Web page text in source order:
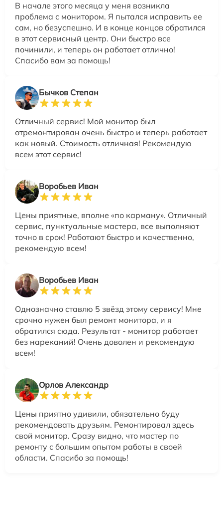
В начале этого месяца у меня возникла
проблема с монитором. Я пытался исправить ее
сам, но безуспешно. И в конце концов обратился
в этот сервисный центр. Они быстро все
починили, и теперь он работает отлично!
Спасибо вам за помощь!
Бычков Степан
Отличный сервис! Мой монитор был
отремонтирован очень быстро и теперь работает
как новый. Стоимость отличная! Рекомендую
всем этот сервис!
Воробьев Иван
Цены приятные, вполне «по карману». Отличный
сервис, пунктуальные мастера, все выполняют
точно в срок! Работают быстро и качественно,
рекомендую всем!
Воробьев Иван
Однозначно ставлю 5 звёзд этому сервису! Мне
срочно нужен был ремонт монитора, и я
обратился сюда. Результат - монитор работает
без нареканий! Очень доволен и рекомендую
всем!
Орлов Александр
Цены приятно удивили, обязательно буду
рекомендовать друзьям. Ремонтировал здесь
свой монитор. Сразу видно, что мастер по
ремонту с большим опытом работы в своей
области. Спасибо за помощь!